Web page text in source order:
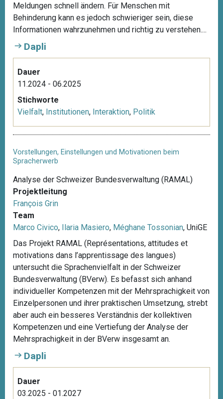
Meldungen schnell ändern. Für Menschen mit
Behinderung kann es jedoch schwieriger sein, diese
Informationen wahrzunehmen und richtig zu verstehen....
Dapli
Dauer
11.2024 - 06.2025
Stichworte
Vielfalt, Institutionen, Interaktion, Politik
Vorstellungen, Einstellungen und Motivationen beim
Spracherwerb
Analyse der Schweizer Bundesverwaltung (RAMAL)
Projektleitung
François Grin
Team
Marco Civico, Ilaria Masiero, Méghane Tossonian, UniGE
Das Projekt RAMAL (Représentations, attitudes et
motivations dans l’apprentissage des langues)
untersucht die Sprachenvielfalt in der Schweizer
Bundesverwaltung (BVerw). Es befasst sich anhand
individueller Kompetenzen mit der Mehrsprachigkeit von
Einzelpersonen und ihrer praktischen Umsetzung, strebt
aber auch ein besseres Verständnis der kollektiven
Kompetenzen und eine Vertiefung der Analyse der
Mehrsprachigkeit in der BVerw insgesamt an.
Dapli
Dauer
03.2025 - 01.2027